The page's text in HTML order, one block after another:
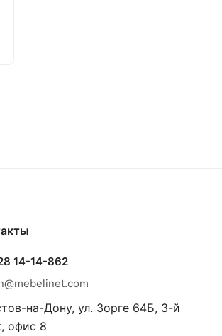
14-14-862
на-Дону, ул. Зорге 64Б, 3-й
офис 8